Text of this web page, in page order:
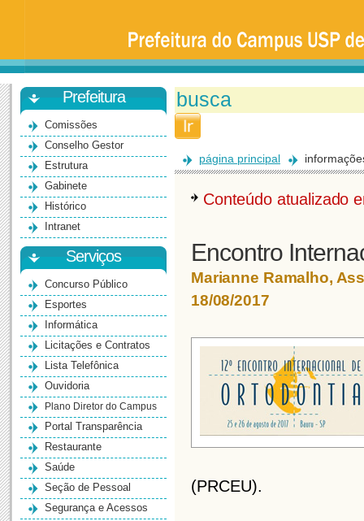
Universidade
São
Paulo
-
BauruPrefeitura
Comissões
Conselho Gestor
Estrutura
Gabinete
Histórico
Intranet
Serviços
Concurso Público
Esportes
Informática
Licitações e Contratos
Lista Telefônica
Ouvidoria
Plano Diretor do Campus
Portal Transparência
Restaurante
Saúde
Seção de Pessoal
Segurança e Acessos
página principal
Conteúdo atualizado
Encontro
Marianne Ramalho,
18/08/2017
(PRCEU).